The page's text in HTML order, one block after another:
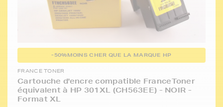
-50%MOINS CHER QUE LA MARQUE HP
FRANCE TONER
Cartouche d'encre compatible FranceToner
équivalent à HP 301XL (CH563EE) - NOIR -
Format XL